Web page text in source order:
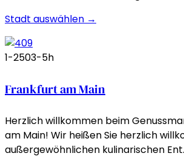
Stadt auswählen →
1-2503-5h
Frankfurt am Main
Herzlich willkommen beim
am Main! Wir heißen Sie herzlich
außergewöhnlichen kulinarischen